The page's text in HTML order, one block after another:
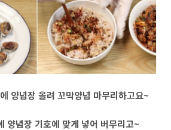
양념장 올려 꼬막양념 마무리하고요~
양념장 기호에 맞게 넣어 버무리고~